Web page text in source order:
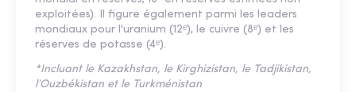
exploitées). Il figure également parmi les leaders
mondiaux pour l'uranium (12ᵉ), le cuivre (8ᵉ) et les
réserves de potasse (4ᵉ).
*Incluant le Kazakhstan, le Kirghizistan, le Tadjikistan,
l’Ouzbékistan et le Turkménistan